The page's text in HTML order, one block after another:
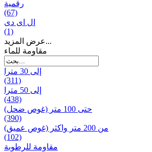
رقمية
(67)
ال ای دی
(1)
عرض المزيد...
مقاومة للماء
إلى 30 مترا
(311)
إلى 50 مترا
(438)
حتى 100 متر (غوص ضحل)
(390)
من 200 متر واکثر (غوص عميق)
(102)
مقاومة للرطوبة